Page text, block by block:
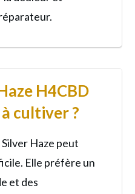
H4CBD
cultiver ?
Haze peut
Elle préfère un
et des